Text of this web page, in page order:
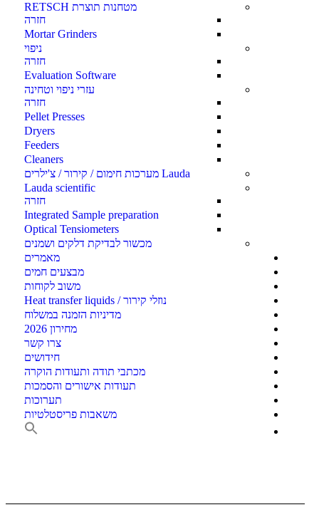
מטחנות תוצרת RETSCH
חזרה
Mortar Grinders
ניפוי
חזרה
Evaluation Software
עזרי ניפוי וטחינה
חזרה
Pellet Presses
Dryers
Feeders
Cleaners
Lauda מערכות חימום / קירור / צ'ילרים
Lauda scientific
חזרה
Integrated Sample preparation
Optical Tensiometers
מכשור לבדיקת דלקים ושמנים
מאמרים
מבצעים חמים
משוב לקוחות
נוזלי קירור / Heat transfer liquids
​מדיניות הזמנה במשלוח
מחירון 2026
צרו קשר
חידושים
מכתבי תודה ותעודות הוקרה
תעודות אישורים והסמכות
תערוכות
משאבות פריסטלטיות